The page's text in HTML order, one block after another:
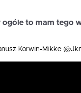
ogóle to mam tego
Korwin-Mikke